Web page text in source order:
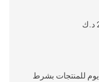
خدمة إرجاع سهلة وسريعة خلال 30 يوم للمنتجات بشرط